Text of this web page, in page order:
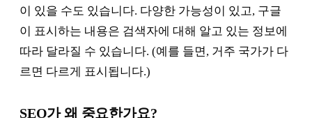
이 있을 수도 있습니다. 다양한 가능성이 있고, 구글
이 표시하는 내용은 검색자에 대해 알고 있는 정보에
따라 달라질 수 있습니다. (예를 들면, 거주 국가가 다
르면 다르게 표시됩니다.)
SEO가 왜 중요한가요?